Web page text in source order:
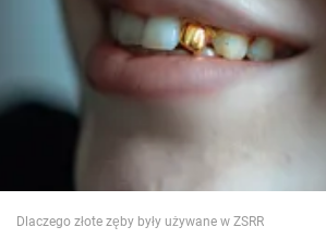
Społeczeństwo
Wojna na Ukrainie
Jedzenie
Dlaczego złote zęby były używane w ZSRR